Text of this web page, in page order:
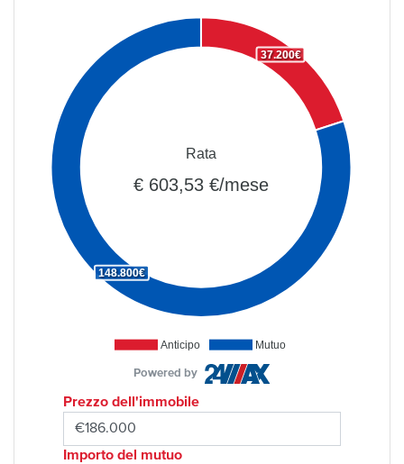
Anticipo Mutuo
37.200€
148.800€
Rata
€ 603,53 €/mese
Powered by
Prezzo dell'immobile
Importo del mutuo